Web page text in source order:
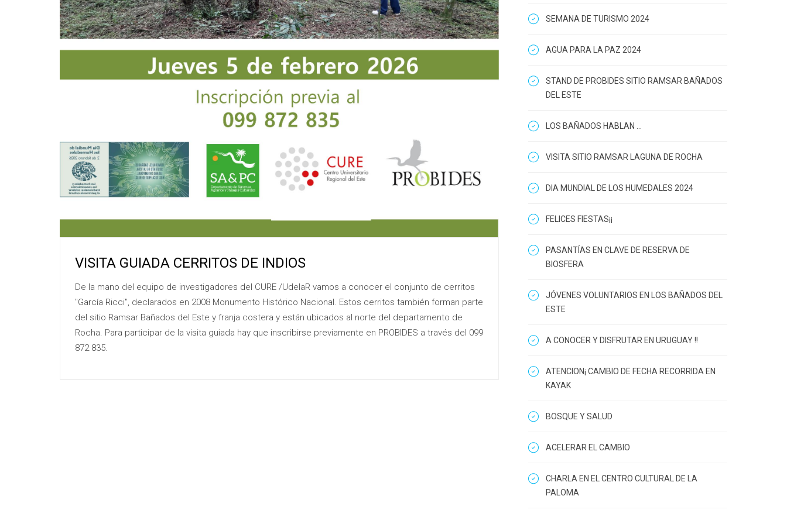
VISITA GUIADA CERRITOS DE INDIOS
De la mano del equipo de investigadores del CURE /UdelaR vamos a conocer el conjunto de cerritos
"García Ricci", declarados en 2008 Monumento Histórico Nacional. Estos cerritos también forman parte
del sitio Ramsar Bañados del Este y franja costera y están ubicados al norte del departamento de
Rocha. Para participar de la visita guiada hay que inscribirse previamente en PROBIDES a través del 099
872 835.
SEMANA DE TURISMO 2024
AGUA PARA LA PAZ 2024
STAND DE PROBIDES SITIO RAMSAR BAÑADOS
DEL ESTE
LOS BAÑADOS HABLAN ...
VISITA SITIO RAMSAR LAGUNA DE ROCHA
DIA MUNDIAL DE LOS HUMEDALES 2024
FELICES FIESTAS¡¡
PASANTÍAS EN CLAVE DE RESERVA DE
BIOSFERA
JÓVENES VOLUNTARIOS EN LOS BAÑADOS DEL
ESTE
A CONOCER Y DISFRUTAR EN URUGUAY !!
ATENCION¡ CAMBIO DE FECHA RECORRIDA EN
KAYAK
BOSQUE Y SALUD
ACELERAR EL CAMBIO
CHARLA EN EL CENTRO CULTURAL DE LA
PALOMA